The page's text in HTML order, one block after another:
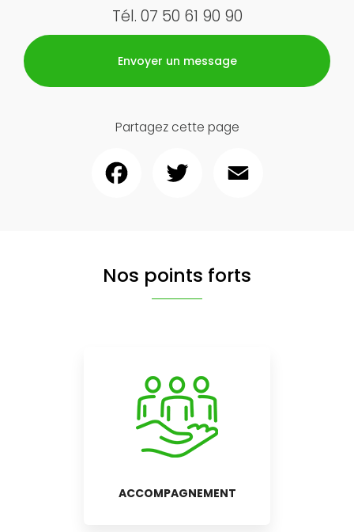
Tél. 07 50 61 90 90
Envoyer un message
Partagez cette page
Nos points forts
ACCOMPAGNEMENT